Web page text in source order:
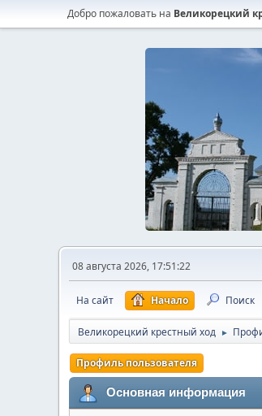
Добро пожаловать на Великорецкий
08 августа 2026, 17:51:22
На сайт Начало Поиск
Великорецкий крестный ход ►
Профиль пользователя
Основная информация